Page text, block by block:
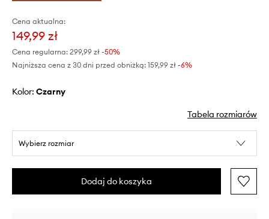
Cena aktualna:
149,99 zł
Cena regularna: 299,99 zł -50%
Najniższa cena z 30 dni przed obniżką: 159,99 zł -6%
Kolor: czarny
Tabela rozmiarów
Wybierz rozmiar
Dodaj do koszyka